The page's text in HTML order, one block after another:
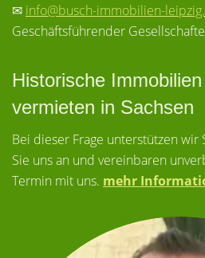
✉ info@busch-immobilien-
Geschäftsführender
Historische
vermieten in Sachsen
Bei dieser Frage unterstützen wir
Sie uns an und vereinbaren
Termin mit uns. mehr